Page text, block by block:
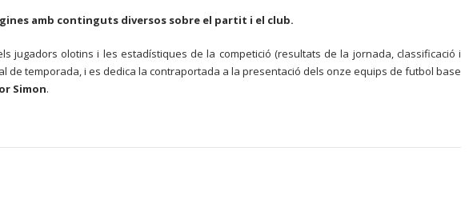
amb continguts diversos sobre el partit i el club.
jugadors olotins i les estadístiques de la competició (resultats de la jornada, classificació i
de temporada, i es dedica la contraportada a la presentació dels onze equips de futbol base
Simon.